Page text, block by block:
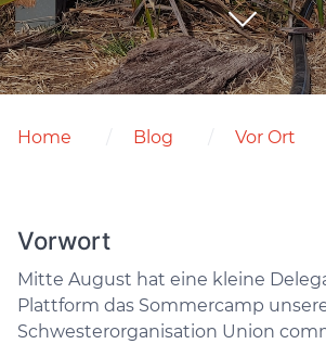
Home Blog Vor Ort
Vorwort
Mitte August hat eine kleine
Plattform das Sommercamp
Schwesterorganisation Union